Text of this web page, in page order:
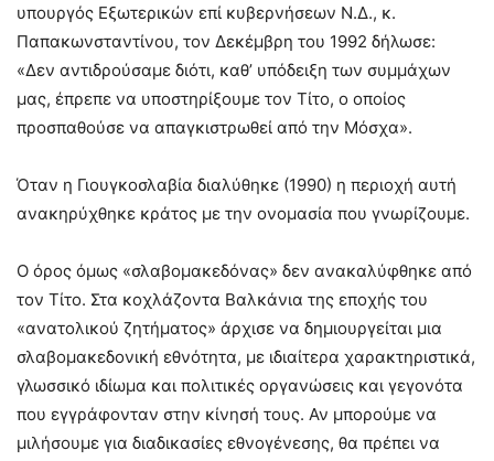
υπουργός Εξωτερικών επί κυβερνήσεων Ν.Δ., κ.
Παπακωνσταντίνου, τον Δεκέμβρη του 1992 δήλωσε:
«Δεν αντιδρούσαμε διότι, καθ’ υπόδειξη των συμμάχων
μας, έπρεπε να υποστηρίξουμε τον Τίτο, ο οποίος
προσπαθούσε να απαγκιστρωθεί από την Μόσχα».
Όταν η Γιουγκοσλαβία διαλύθηκε (1990) η περιοχή αυτή
ανακηρύχθηκε κράτος με την ονομασία που γνωρίζουμε.
Ο όρος όμως «σλαβομακεδόνας» δεν ανακαλύφθηκε από
τον Τίτο. Στα κοχλάζοντα Βαλκάνια της εποχής του
«ανατολικού ζητήματος» άρχισε να δημιουργείται μια
σλαβομακεδονική εθνότητα, με ιδιαίτερα χαρακτηριστικά,
γλωσσικό ιδίωμα και πολιτικές οργανώσεις και γεγονότα
που εγγράφονταν στην κίνησή τους. Αν μπορούμε να
μιλήσουμε για διαδικασίες εθνογένεσης, θα πρέπει να